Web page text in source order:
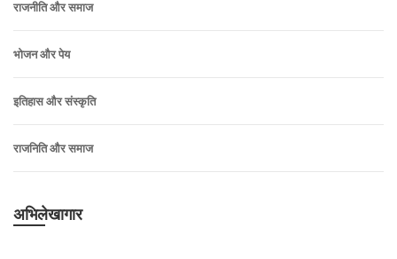
राजनीति और समाज
भोजन और पेय
इतिहास और संस्कृति
राजनिति और समाज
अभिलेखागार